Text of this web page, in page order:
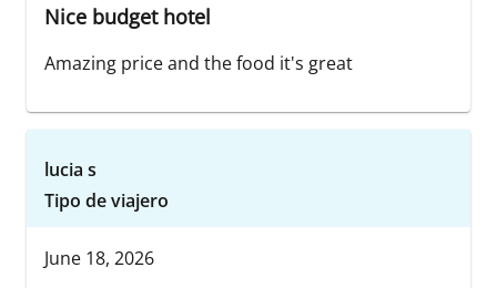
Nice budget hotel
Amazing price and the food it's great
lucia s
Tipo de viajero
June 18, 2026